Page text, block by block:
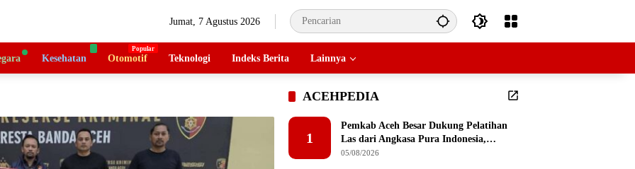
Jumat, 7 Agustus 2026
Kesehatan Otomotif Teknologi Indeks Berita Lainnya
ACEHPEDIA
1
Pemkab Aceh Besar Dukung Pelatihan
Las dari Angkasa Pura Indonesia,
Peserta Dapat Mesin Las Gratis Usai
05/08/2026